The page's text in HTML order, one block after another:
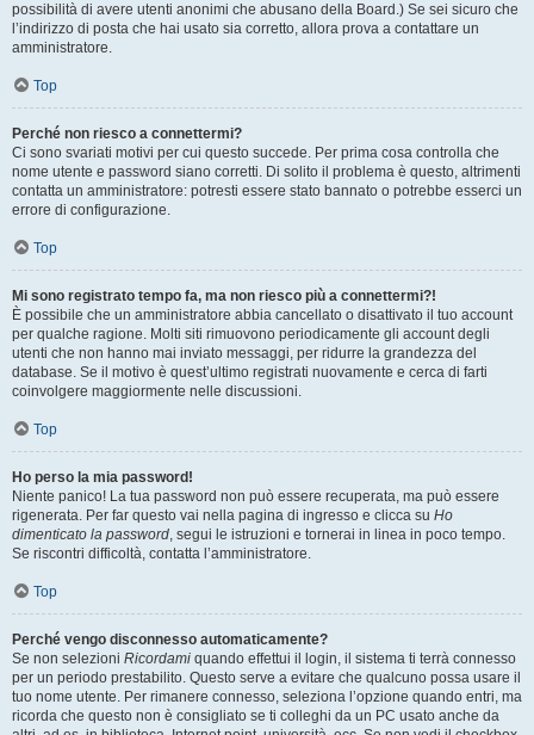
possibilità di avere utenti anonimi che abusano della Board.) Se sei sicuro che
l’indirizzo di posta che hai usato sia corretto, allora prova a contattare un
amministratore.
Top
Perché non riesco a connettermi?
Ci sono svariati motivi per cui questo succede. Per prima cosa controlla che
nome utente e password siano corretti. Di solito il problema è questo, altrimenti
contatta un amministratore: potresti essere stato bannato o potrebbe esserci un
errore di configurazione.
Top
Mi sono registrato tempo fa, ma non riesco più a connettermi?!
È possibile che un amministratore abbia cancellato o disattivato il tuo account
per qualche ragione. Molti siti rimuovono periodicamente gli account degli
utenti che non hanno mai inviato messaggi, per ridurre la grandezza del
database. Se il motivo è quest’ultimo registrati nuovamente e cerca di farti
coinvolgere maggiormente nelle discussioni.
Top
Ho perso la mia password!
Niente panico! La tua password non può essere recuperata, ma può essere
rigenerata. Per far questo vai nella pagina di ingresso e clicca su Ho
dimenticato la password, segui le istruzioni e tornerai in linea in poco tempo.
Se riscontri difficoltà, contatta l’amministratore.
Top
Perché vengo disconnesso automaticamente?
Se non selezioni Ricordami quando effettui il login, il sistema ti terrà connesso
per un periodo prestabilito. Questo serve a evitare che qualcuno possa usare il
tuo nome utente. Per rimanere connesso, seleziona l’opzione quando entri, ma
ricorda che questo non è consigliato se ti colleghi da un PC usato anche da